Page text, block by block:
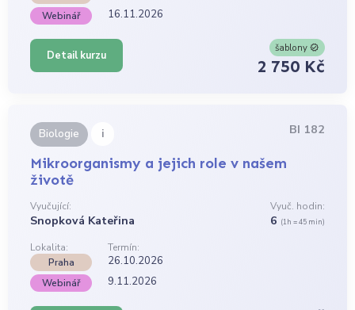
Webinář 16.11.2026
Detail kurzu
šablony
2 750 Kč
Biologie i BI 182
Mikroorganismy a jejich role v našem
životě
Vyučující:
Snopková Kateřina
Vyuč. hodin:
6 (1h = 45 min)
Lokalita:
Termín:
Praha
26.10.2026
Webinář 9.11.2026